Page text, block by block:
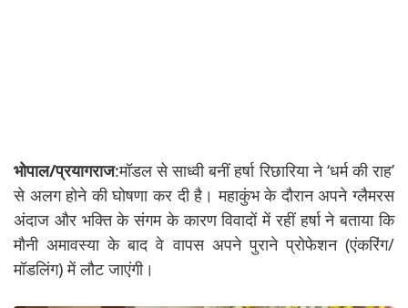
भोपाल/प्रयागराज:मॉडल से साध्वी बनीं हर्षा रिछारिया ने ‘धर्म की राह’
से अलग होने की घोषणा कर दी है। महाकुंभ के दौरान अपने ग्लैमरस
अंदाज और भक्ति के संगम के कारण विवादों में रहीं हर्षा ने बताया कि
मौनी अमावस्या के बाद वे वापस अपने पुराने प्रोफेशन (एंकरिंग/
मॉडलिंग) में लौट जाएंगी।